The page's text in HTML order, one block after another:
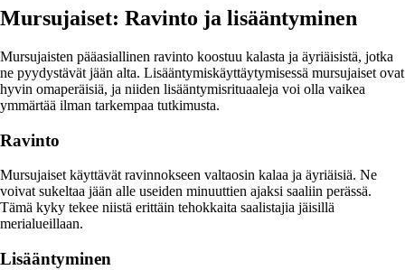
Mursujaiset: Ravinto ja lisääntyminen
Mursujaisten pääasiallinen ravinto koostuu kalasta ja äyriäisistä, jotka
ne pyydystävät jään alta. Lisääntymiskäyttäytymisessä mursujaiset ovat
hyvin omaperäisiä, ja niiden lisääntymisrituaaleja voi olla vaikea
ymmärtää ilman tarkempaa tutkimusta.
Ravinto
Mursujaiset käyttävät ravinnokseen valtaosin kalaa ja äyriäisiä. Ne
voivat sukeltaa jään alle useiden minuuttien ajaksi saaliin perässä.
Tämä kyky tekee niistä erittäin tehokkaita saalistajia jäisillä
merialueillaan.
Lisääntyminen